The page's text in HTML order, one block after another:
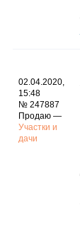
02.04.2020,
15:48
№ 247887
Продаю —
Участки и
дачи